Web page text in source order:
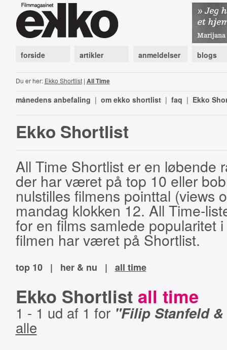
forside artikler anmeldelser blogs
Du er her: Ekko Shortlist| All Time
månedens anbefaling | om ekko shortlist | faq | Ekko
Ekko Shortlist
All Time Shortlist er en løbende
der har været på top 10 eller
nulstilles filmens pointtal (views
mandag klokken 12. All Time-
for en films samlede popularitet
filmen har været på Shortlist.
top 10 | her & nu | all time
Ekko Shortlist all time
1 - 1 ud af 1 for "Filip Stanfeld
alle